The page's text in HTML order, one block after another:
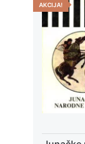
AKCIJA!